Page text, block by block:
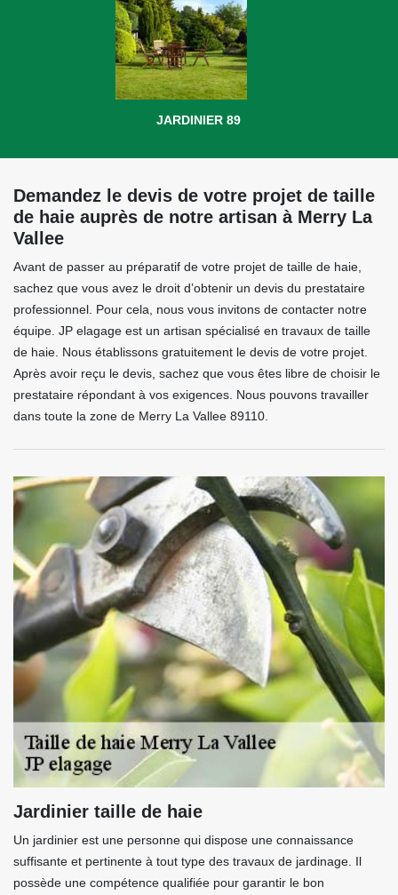
JARDINIER 89
Demandez le devis de votre projet de taille
de haie auprès de notre artisan à Merry La
Vallee
Avant de passer au préparatif de votre projet de taille de haie,
sachez que vous avez le droit d’obtenir un devis du prestataire
professionnel. Pour cela, nous vous invitons de contacter notre
équipe. JP elagage est un artisan spécialisé en travaux de taille
de haie. Nous établissons gratuitement le devis de votre projet.
Après avoir reçu le devis, sachez que vous êtes libre de choisir le
prestataire répondant à vos exigences. Nous pouvons travailler
dans toute la zone de Merry La Vallee 89110.
Jardinier taille de haie
Un jardinier est une personne qui dispose une connaissance
suffisante et pertinente à tout type des travaux de jardinage. Il
possède une compétence qualifiée pour garantir le bon